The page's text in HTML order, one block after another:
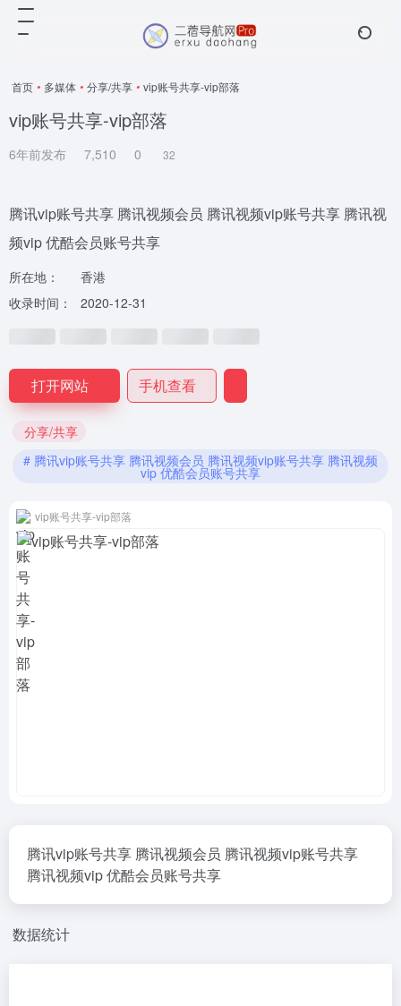
首页 • 多媒体 • 分享/共享 • vip账号共享-vip部落
vip账号共享-vip部落
6年前发布 7,510 0 32
腾讯vip账号共享 腾讯视频会员 腾讯视频vip账号共享 腾讯视
频vip 优酷会员账号共享
所在地：
香港
收录时间：
2020-12-31
打开网站 手机查看
分享/共享
# 腾讯vip账号共享 腾讯视频会员 腾讯视频vip账号共享 腾讯视频
vip 优酷会员账号共享
vip账号共享-vip部落
腾讯vip账号共享 腾讯视频会员 腾讯视频vip账号共享
腾讯视频vip 优酷会员账号共享
数据统计